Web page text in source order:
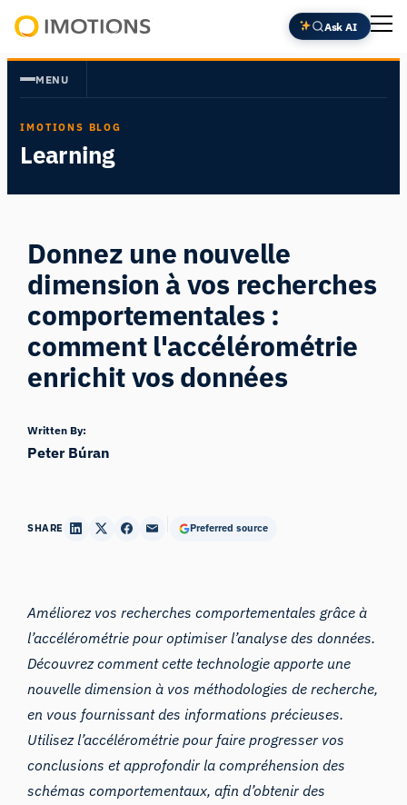
Aller
au
contenu
Insight
Ask AI
MENU
IMOTIONS BLOG
Learning
Donnez une nouvelle
dimension à vos recherches
comportementales :
comment l'accélérométrie
enrichit vos données
Written By:
Peter Búran
SHARE Preferred source
Améliorez vos recherches comportementales grâce à
l’accélérométrie pour optimiser l’analyse des données.
Découvrez comment cette technologie apporte une
nouvelle dimension à vos méthodologies de recherche,
en vous fournissant des informations précieuses.
Utilisez l’accélérométrie pour faire progresser vos
conclusions et approfondir la compréhension des
schémas comportementaux, afin d’obtenir des